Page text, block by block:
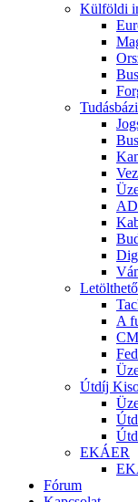
Külföldi
A
Útdíj
EKÁER
Fórum